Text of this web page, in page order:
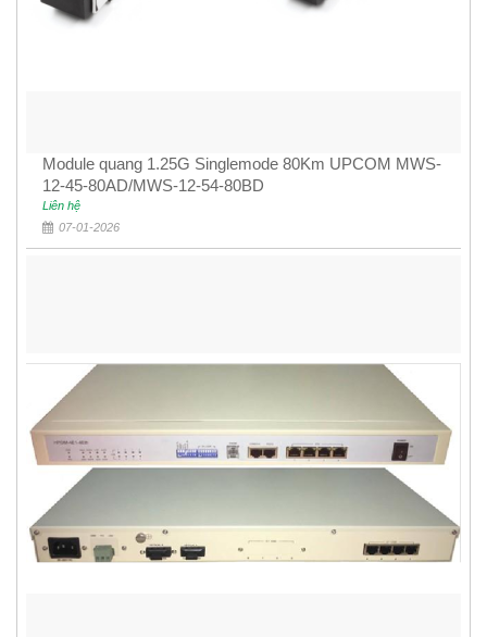
Module quang 1.25G Singlemode 80Km UPCOM MWS-
12-45-80AD/MWS-12-54-80BD
Liên hệ
07-01-2026